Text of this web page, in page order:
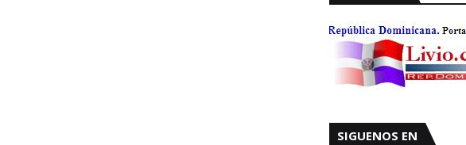
SIGUENOS EN